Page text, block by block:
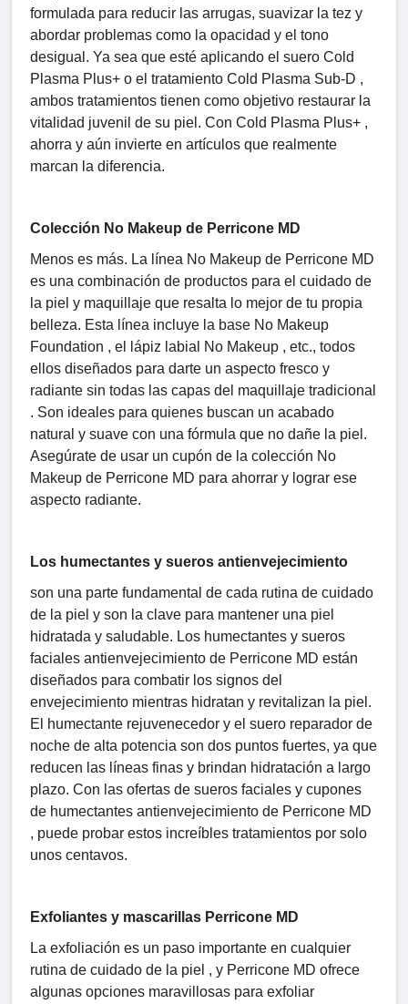
formulada para reducir las arrugas, suavizar la tez y
abordar problemas como la opacidad y el tono
desigual. Ya sea que esté aplicando el suero Cold
Plasma Plus+ o el tratamiento Cold Plasma Sub-D ,
ambos tratamientos tienen como objetivo restaurar la
vitalidad juvenil de su piel. Con Cold Plasma Plus+ ,
ahorra y aún invierte en artículos que realmente
marcan la diferencia.
Colección No Makeup de Perricone MD
Menos es más. La línea No Makeup de Perricone MD
es una combinación de productos para el cuidado de
la piel y maquillaje que resalta lo mejor de tu propia
belleza. Esta línea incluye la base No Makeup
Foundation , el lápiz labial No Makeup , etc., todos
ellos diseñados para darte un aspecto fresco y
radiante sin todas las capas del maquillaje tradicional
. Son ideales para quienes buscan un acabado
natural y suave con una fórmula que no dañe la piel.
Asegúrate de usar un cupón de la colección No
Makeup de Perricone MD para ahorrar y lograr ese
aspecto radiante.
Los humectantes y sueros antienvejecimiento
son una parte fundamental de cada rutina de cuidado
de la piel y son la clave para mantener una piel
hidratada y saludable. Los humectantes y sueros
faciales antienvejecimiento de Perricone MD están
diseñados para combatir los signos del
envejecimiento mientras hidratan y revitalizan la piel.
El humectante rejuvenecedor y el suero reparador de
noche de alta potencia son dos puntos fuertes, ya que
reducen las líneas finas y brindan hidratación a largo
plazo. Con las ofertas de sueros faciales y cupones
de humectantes antienvejecimiento de Perricone MD
, puede probar estos increíbles tratamientos por solo
unos centavos.
Exfoliantes y mascarillas Perricone MD
La exfoliación es un paso importante en cualquier
rutina de cuidado de la piel , y Perricone MD ofrece
algunas opciones maravillosas para exfoliar